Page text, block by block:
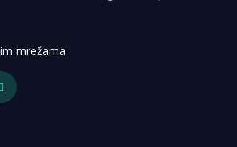
mrežama